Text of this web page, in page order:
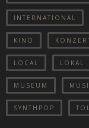
INTERNATIONAL
KINO
LOCAL LOKAL
MUSEUM
SYNTHPOP